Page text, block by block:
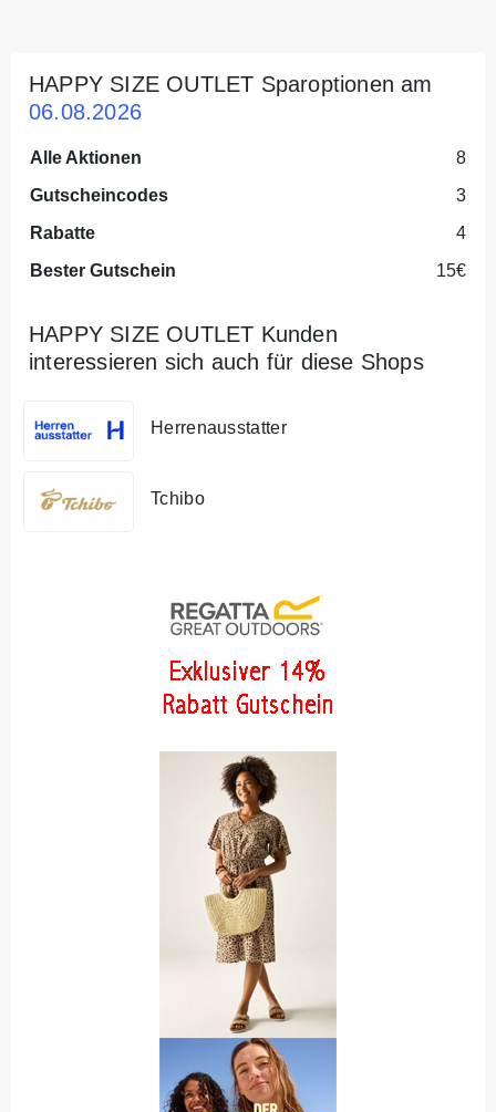
HAPPY SIZE OUTLET Sparoptionen am
06.08.2026
Alle Aktionen
8
Gutscheincodes
3
Rabatte
4
Bester Gutschein
15€
HAPPY SIZE OUTLET Kunden
interessieren sich auch für diese Shops
Herrenausstatter
Tchibo